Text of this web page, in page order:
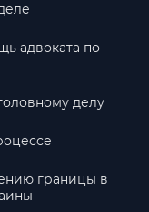
адвоката по
делу
границы в